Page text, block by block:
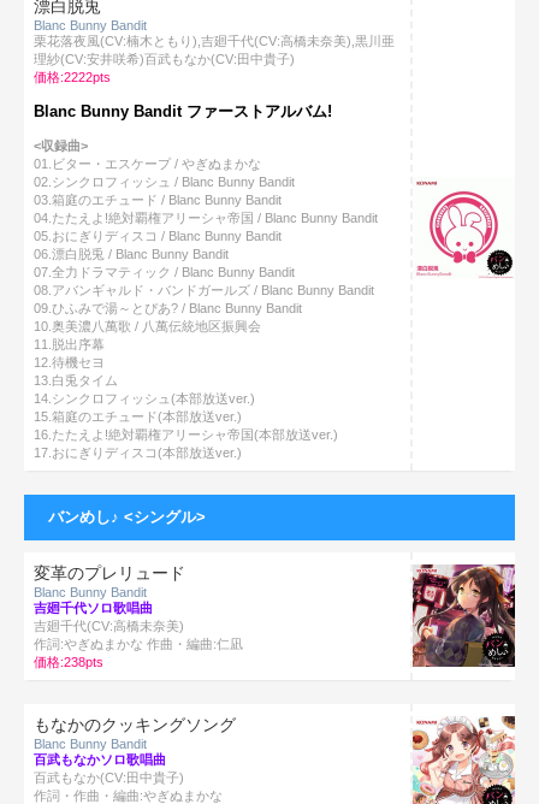
漂白脱兎
Blanc Bunny Bandit
栗花落夜風(CV:楠木ともり),吉廻千代(CV:高橋未奈美),黒川亜
理紗(CV:安井咲希)百武もなか(CV:田中貴子)
価格:2222pts
Blanc Bunny Bandit ファーストアルバム!
<収録曲>
01.ビター・エスケープ / やぎぬまかな
02.シンクロフィッシュ / Blanc Bunny Bandit
03.箱庭のエチュード / Blanc Bunny Bandit
04.たたえよ!絶対覇権アリーシャ帝国 / Blanc Bunny Bandit
05.おにぎりディスコ / Blanc Bunny Bandit
06.漂白脱兎 / Blanc Bunny Bandit
07.全力ドラマティック / Blanc Bunny Bandit
08.アバンギャルド・バンドガールズ / Blanc Bunny Bandit
09.ひふみで湯～とぴあ? / Blanc Bunny Bandit
10.奥美濃八萬歌 / 八萬伝統地区振興会
11.脱出序幕
12.待機セヨ
13.白兎タイム
14.シンクロフィッシュ(本部放送ver.)
15.箱庭のエチュード(本部放送ver.)
16.たたえよ!絶対覇権アリーシャ帝国(本部放送ver.)
17.おにぎりディスコ(本部放送ver.)
バンめし♪ <シングル>
変革のプレリュード
Blanc Bunny Bandit
吉廻千代ソロ歌唱曲
吉廻千代(CV:高橋未奈美)
作詞:やぎぬまかな 作曲・編曲:仁凪
価格:238pts
もなかのクッキングソング
Blanc Bunny Bandit
百武もなかソロ歌唱曲
百武もなか(CV:田中貴子)
作詞・作曲・編曲:やぎぬまかな